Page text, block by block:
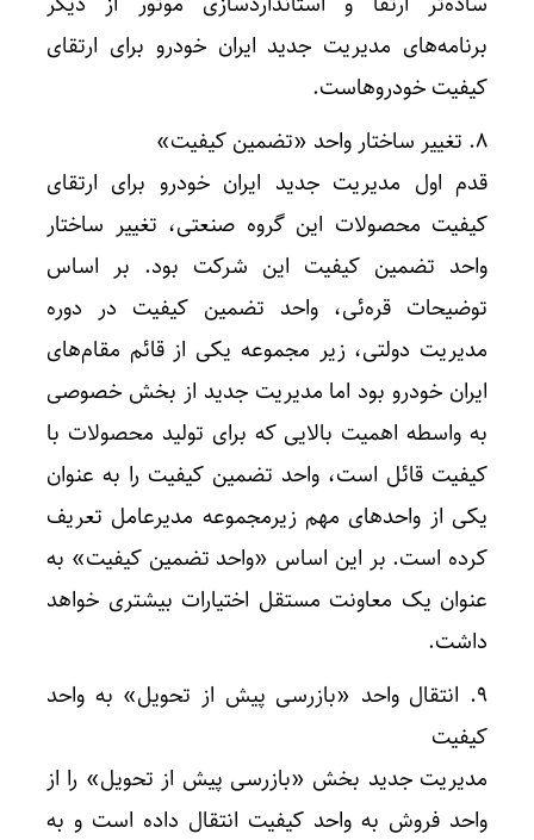
برنامه‌های مدیریت جدید ایران خودرو برای ارتقای
کیفیت خودروهاست.
8. تغییر ساختار واحد «تضمین کیفیت»
قدم اول مدیریت جدید ایران خودرو برای ارتقای
کیفیت محصولات این گروه صنعتی، تغییر ساختار
واحد تضمین کیفیت این شرکت بود. بر اساس
توضیحات قره‌ئی، واحد تضمین کیفیت در دوره
مدیریت دولتی، زیر مجموعه یکی از قائم مقام‌های
ایران خودرو بود اما مدیریت جدید از بخش خصوصی
به واسطه اهمیت بالایی که برای تولید محصولات با
کیفیت قائل است، واحد تضمین کیفیت را به عنوان
یکی از واحدهای مهم زیرمجموعه مدیرعامل تعریف
کرده است. بر این اساس «واحد تضمین کیفیت» به
عنوان یک معاونت مستقل اختیارات بیشتری خواهد
داشت.
9. انتقال واحد «بازرسی پیش از تحویل» به واحد
کیفیت
مدیریت جدید بخش «بازرسی پیش از تحویل» را از
واحد فروش به واحد کیفیت انتقال داده است و به